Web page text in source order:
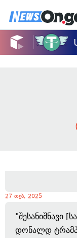
27 თებ, 2025
"შესანიშნავი
დონალდ